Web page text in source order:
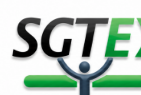
contenido